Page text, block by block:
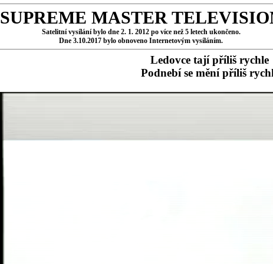
SUPREME MASTER
Satelitní vysílání bylo dne 2. 1. 2012 po více než 5 letech ukončeno.
Dne 3.10.2017 bylo obnoveno Internetovým vysíláním.
Ledovce tají příliš rychle
Podnebí se mění příliš